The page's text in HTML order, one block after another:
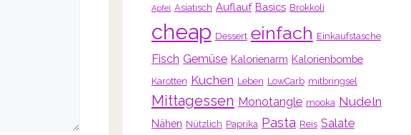
Apfel Asiatisch Auflauf Basics Brokkoli
cheap Dessert einfach Einkaufstasche
Fisch Gemüse Kalorienarm Kalorienbombe
Karotten Kuchen Leben LowCarb mitbringsel
Mittagessen Monotangle mooka Nudeln
Nähen Nützlich Paprika Pasta Reis Salate